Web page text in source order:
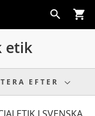
Search
etik
EFTER